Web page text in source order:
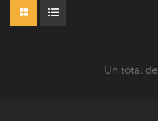
Un total de